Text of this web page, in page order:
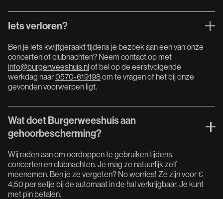
Iets verloren?
Ben je iets kwijtgeraakt tijdens je bezoek aan een van onze
concerten of clubnachten? Neem contact op met
info@burgerweeshuis.nlof bel op de eerstvolgende
werkdag naar0570-619198om te vragen of het bij onze
gevonden voorwerpen ligt.
Wat doet Burgerweeshuis aan
gehoorbescherming?
Wij raden aan om oordoppen te gebruiken tijdens
concerten en clubnachten. Je mag ze natuurlijk zelf
meenemen. Ben je ze vergeten? No worries! Ze zijn voor €
4,50 per setje bij de automaat in de hal verkrijgbaar. Je kunt
met pin betalen.